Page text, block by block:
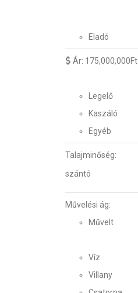
Eladó
Ár: 175,000,000Ft
Legelő
Kaszáló
Egyéb
Talajminőség:
szántó
Művelési ág:
Művelt
Víz
Villany